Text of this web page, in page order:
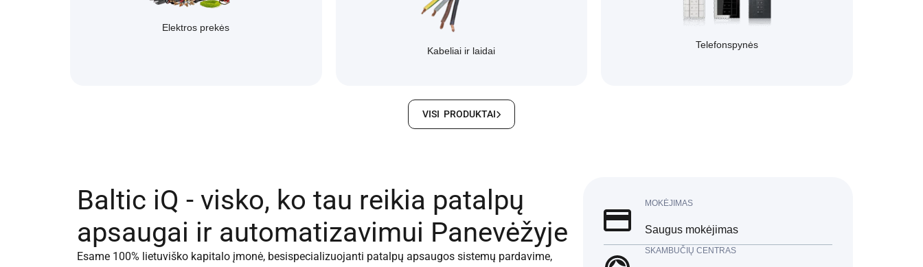
Elektros prekės
Kabeliai ir laidai
Telefonspynės
VISI PRODUKTAI
Baltic iQ - visko, ko tau reikia patalpų
apsaugai ir automatizavimui Panevėžyje
Esame 100% lietuviško kapitalo įmonė, besispecializuojanti patalpų apsaugos sistemų pardavime,
MOKĖJIMAS
Saugus mokėjimas
SKAMBUČIŲ CENTRAS